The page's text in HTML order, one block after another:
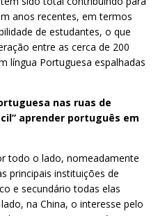
anos recentes, em termos
de estudantes, o que
entre as cerca de 200
língua Portuguesa espalhadas
nas ruas de
aprender português em
todo o lado, nomeadamente
principais instituições de
e secundário todas elas
na China, o interesse pelo